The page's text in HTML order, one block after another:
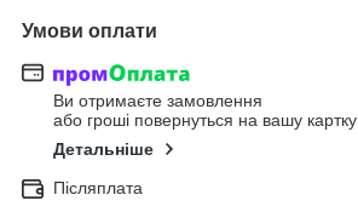
Умови оплати
Ви отримаєте замовлення
або гроші повернуться на вашу картку
Детальніше
Післяплата